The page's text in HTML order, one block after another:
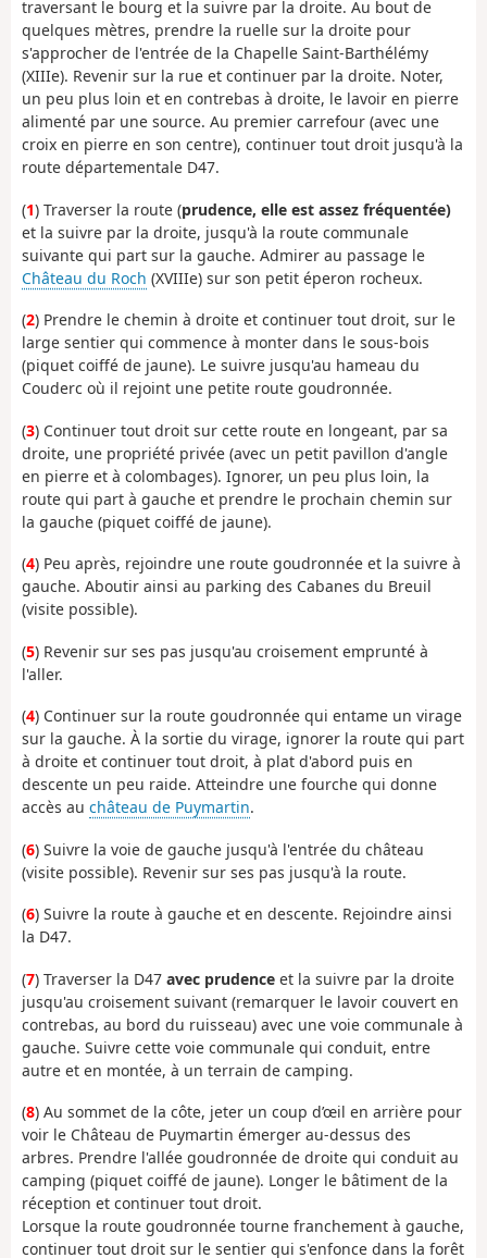
traversant le bourg et la suivre par la droite. Au bout de
quelques mètres, prendre la ruelle sur la droite pour
s'approcher de l'entrée de la Chapelle Saint-Barthélémy
(XIIIe). Revenir sur la rue et continuer par la droite. Noter,
un peu plus loin et en contrebas à droite, le lavoir en pierre
alimenté par une source. Au premier carrefour (avec une
croix en pierre en son centre), continuer tout droit jusqu'à la
route départementale D47.
(1) Traverser la route (prudence, elle est assez fréquentée)
et la suivre par la droite, jusqu'à la route communale
suivante qui part sur la gauche. Admirer au passage le
Château du Roch (XVIIIe) sur son petit éperon rocheux.
(2) Prendre le chemin à droite et continuer tout droit, sur le
large sentier qui commence à monter dans le sous-bois
(piquet coiffé de jaune). Le suivre jusqu'au hameau du
Couderc où il rejoint une petite route goudronnée.
(3) Continuer tout droit sur cette route en longeant, par sa
droite, une propriété privée (avec un petit pavillon d'angle
en pierre et à colombages). Ignorer, un peu plus loin, la
route qui part à gauche et prendre le prochain chemin sur
la gauche (piquet coiffé de jaune).
(4) Peu après, rejoindre une route goudronnée et la suivre à
gauche. Aboutir ainsi au parking des Cabanes du Breuil
(visite possible).
(5) Revenir sur ses pas jusqu'au croisement emprunté à
l'aller.
(4) Continuer sur la route goudronnée qui entame un virage
sur la gauche. À la sortie du virage, ignorer la route qui part
à droite et continuer tout droit, à plat d'abord puis en
descente un peu raide. Atteindre une fourche qui donne
accès au château de Puymartin.
(6) Suivre la voie de gauche jusqu'à l'entrée du château
(visite possible). Revenir sur ses pas jusqu'à la route.
(6) Suivre la route à gauche et en descente. Rejoindre ainsi
la D47.
(7) Traverser la D47 avec prudence et la suivre par la droite
jusqu'au croisement suivant (remarquer le lavoir couvert en
contrebas, au bord du ruisseau) avec une voie communale à
gauche. Suivre cette voie communale qui conduit, entre
autre et en montée, à un terrain de camping.
(8) Au sommet de la côte, jeter un coup d’œil en arrière pour
voir le Château de Puymartin émerger au-dessus des
arbres. Prendre l'allée goudronnée de droite qui conduit au
camping (piquet coiffé de jaune). Longer le bâtiment de la
réception et continuer tout droit.
Lorsque la route goudronnée tourne franchement à gauche,
continuer tout droit sur le sentier qui s'enfonce dans la forêt